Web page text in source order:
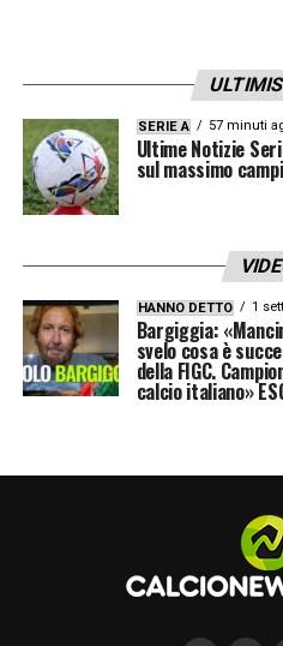
SERIE A 57 minuti
Ultime Notizie
sul massimo
HANNO DETTO 1
Bargiggia:
svelo cosa è
della FIGC.
calcio italiano»